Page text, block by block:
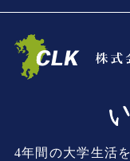
4年間の大学生活